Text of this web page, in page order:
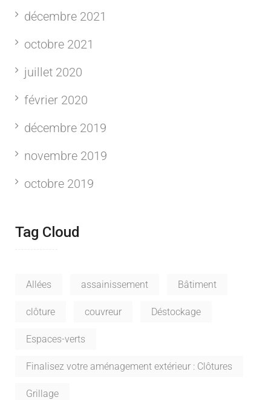
décembre 2021
octobre 2021
juillet 2020
février 2020
décembre 2019
novembre 2019
octobre 2019
Tag Cloud
Allées assainissement Bâtiment
clôture couvreur Déstockage
Espaces-verts
Finalisez votre aménagement extérieur : Clôtures
Grillage